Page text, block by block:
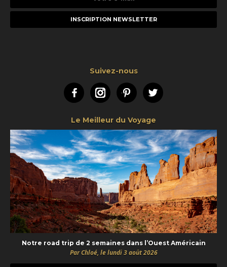
e-
Suivez-nous
FacebookInstagramPinterestTwitter
Le Meilleur du Voyage
Notre road trip de 2 semaines dans l’Ouest Américain
Par Chloé, le lundi 3 août 2026